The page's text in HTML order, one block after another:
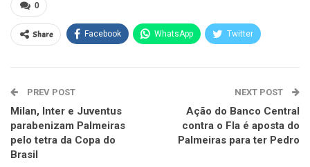
0
Share Facebook WhatsApp Twitter
PREV POST
Milan, Inter e Juventus
parabenizam Palmeiras
pelo tetra da Copa do
Brasil
NEXT POST
Ação do Banco Central
contra o Fla é aposta do
Palmeiras para ter Pedro